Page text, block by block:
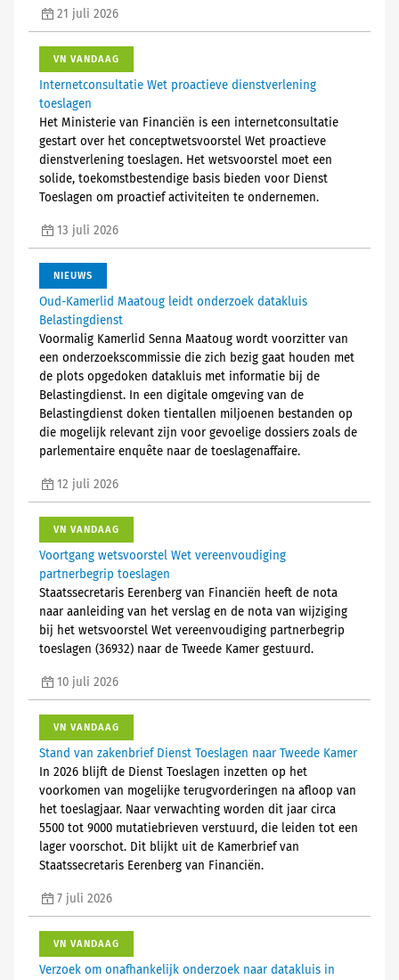
21 juli 2026
VN VANDAAG
Internetconsultatie Wet proactieve dienstverlening
toeslagen
Het Ministerie van Financiën is een internetconsultatie
gestart over het conceptwetsvoorstel Wet proactieve
dienstverlening toeslagen. Het wetsvoorstel moet een
solide, toekomstbestendige basis bieden voor Dienst
Toeslagen om proactief activiteiten te ondernemen.
13 juli 2026
NIEUWS
Oud-Kamerlid Maatoug leidt onderzoek datakluis
Belastingdienst
Voormalig Kamerlid Senna Maatoug wordt voorzitter van
een onderzoekscommissie die zich bezig gaat houden met
de plots opgedoken datakluis met informatie bij de
Belastingdienst. In een digitale omgeving van de
Belastingdienst doken tientallen miljoenen bestanden op
die mogelijk relevant zijn voor gevoelige dossiers zoals de
parlementaire enquête naar de toeslagenaffaire.
12 juli 2026
VN VANDAAG
Voortgang wetsvoorstel Wet vereenvoudiging
partnerbegrip toeslagen
Staatssecretaris Eerenberg van Financiën heeft de nota
naar aanleiding van het verslag en de nota van wijziging
bij het wetsvoorstel Wet vereenvoudiging partnerbegrip
toeslagen (36932) naar de Tweede Kamer gestuurd.
10 juli 2026
VN VANDAAG
Stand van zakenbrief Dienst Toeslagen naar Tweede Kamer
In 2026 blijft de Dienst Toeslagen inzetten op het
voorkomen van mogelijke terugvorderingen na afloop van
het toeslagjaar. Naar verwachting worden dit jaar circa
5500 tot 9000 mutatiebrieven verstuurd, die leiden tot een
lager voorschot. Dit blijkt uit de Kamerbrief van
Staatssecretaris Eerenberg van Financiën.
7 juli 2026
VN VANDAAG
Verzoek om onafhankelijk onderzoek naar datakluis in